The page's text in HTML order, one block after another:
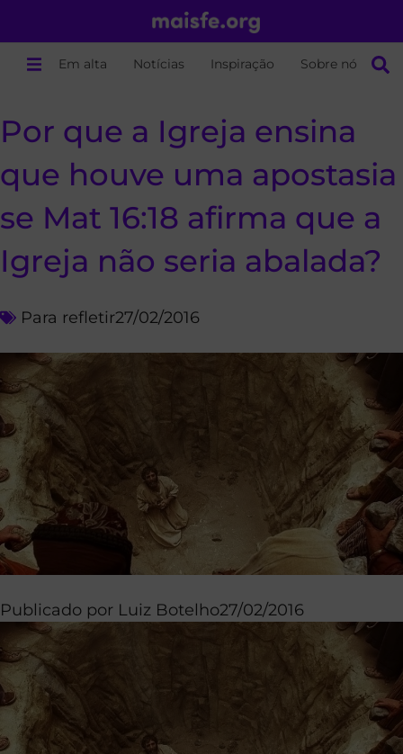
Em alta Notícias Inspiração Sobre nós
Por que a Igreja ensina
que houve uma apostasia
se Mat 16:18 afirma que a
Igreja não seria abalada?
Para refletir27/02/2016
Publicado por Luiz Botelho27/02/2016